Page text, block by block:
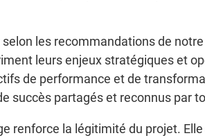
les recommandations de
leurs enjeux stratégiques et
de performance et de
succès partagés et reconnus par
renforce la légitimité du projet.